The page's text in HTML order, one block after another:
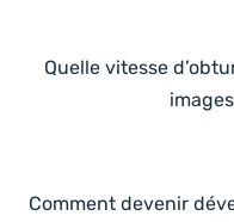
Quelle vitesse
Comment devenir